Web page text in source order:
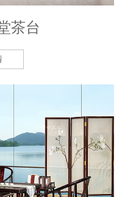
茶台